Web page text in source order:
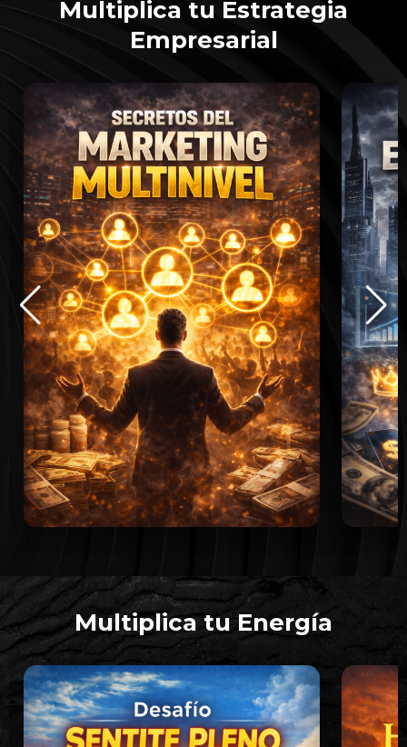
Multiplica tu Estrategia
Empresarial
Multiplica tu Energía